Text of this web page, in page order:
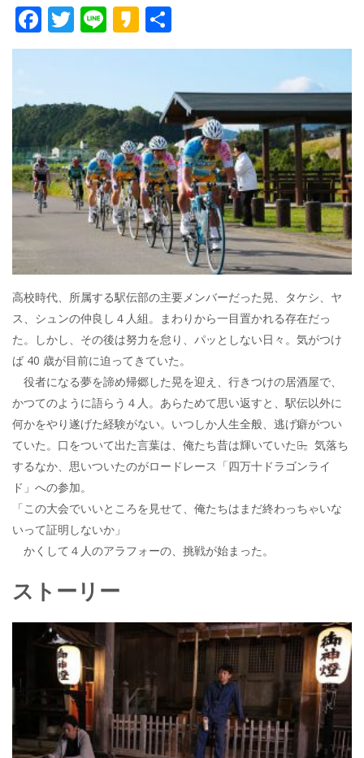
F
ac
b
o
o
k
T
w
er
Li
n
K
a
a
o
有
高校時代、所属する駅伝部の主要メンバーだった晃、タケシ、ヤ
ス、シュンの仲良し４人組。まわりから一目置かれる存在だっ
た。しかし、その後は努力を怠り、パッとしない日々。気がつけ
ば 40 歳が目前に迫ってきていた。
役者になる夢を諦め帰郷した晃を迎え、行きつけの居酒屋で、
かつてのように語らう４人。あらためて思い返すと、駅伝以外に
何かをやり遂げた経験がない。いつしか人生全般、逃げ癖がつい
ていた。口をついて出た言葉は、俺たち昔は輝いていたな̶。気落ち
するなか、思いついたのがロードレース「四万十ドラゴンライ
ド」への参加。
「この大会でいいところを見せて、俺たちはまだ終わっちゃいな
いって証明しないか」
かくして４人のアラフォーの、挑戦が始まった。
ストーリー